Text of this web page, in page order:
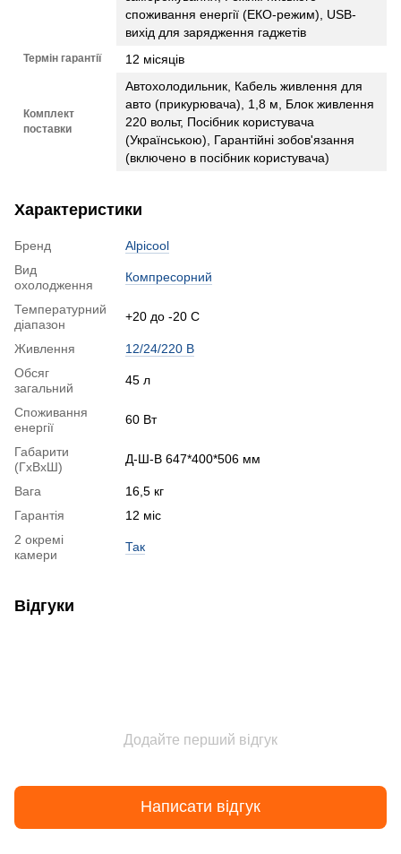
споживання енергії (ЕКО-режим), USB-
вихід для зарядження гаджетів
Термін гарантії 12 місяців
Комплект
поставки
Автохолодильник, Кабель живлення для
авто (прикурювача), 1,8 м, Блок живлення
220 вольт, Посібник користувача
(Українською), Гарантійні зобов'язання
(включено в посібник користувача)
Характеристики
Бренд
Alpicool
Вид
охолодження
Компресорний
Температурний
діапазон
+20 до -20 С
Живлення
12/24/220 В
Обсяг
загальний
45 л
Споживання
енергії
60 Вт
Габарити
(ГхВхШ)
Д-Ш-В 647*400*506 мм
Вага
16,5 кг
Гарантія
12 міс
2 окремі
камери
Так
Відгуки
Додайте перший відгук
Написати відгук